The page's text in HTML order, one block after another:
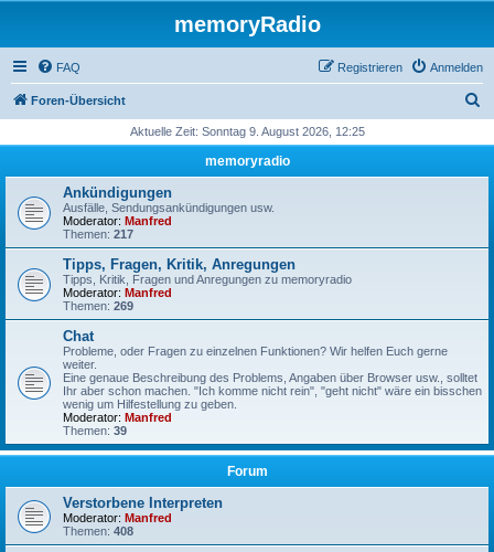
memoryRadio
FAQ Anmelden
Registrieren
Foren-Übersicht
h
Aktuelle Zeit: Sonntag 9. August 2026, 12:25
memoryradio
Ankündigungen
Ausfälle, Sendungsankündigungen usw.
Moderator: Manfred
Themen: 217
Tipps, Fragen, Kritik, Anregungen
Tipps, Kritik, Fragen und Anregungen zu memoryradio
Moderator: Manfred
Themen: 269
Chat
Probleme, oder Fragen zu einzelnen Funktionen? Wir helfen Euch gerne
weiter.
Eine genaue Beschreibung des Problems, Angaben über Browser usw., solltet
Ihr aber schon machen. "Ich komme nicht rein", "geht nicht" wäre ein bisschen
wenig um Hilfestellung zu geben.
Moderator: Manfred
Themen: 39
Forum
Verstorbene Interpreten
Moderator: Manfred
Themen: 408